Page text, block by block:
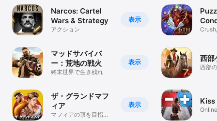
表示
Narcos: Cartel
Wars & Strategy
アクション
表示
マッドサバイバ
ー：荒地の戦火
終末世界で生き残れ
表示
ザ・グランドマフ
ィア
マフィアの頂を目指
西部
西部
Kiss